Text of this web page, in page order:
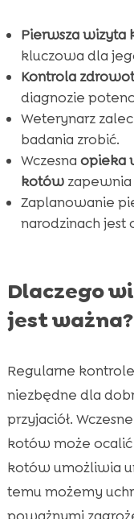
Pierwsza wizyta
kluczowa dla
Kontrola
diagnozie
Weterynarz
badania zrobić.
Wczesna opieka
kotówzapewnia
Zaplanowanie
narodzinach jest
Dlaczego
jest ważna?
Regularne
niezbędne dla
przyjaciół.
kotów może ocalić
kotów umożliwia
temu możemy